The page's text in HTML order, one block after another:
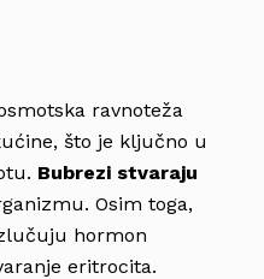
ravnoteža
što je ključno u
Bubrezi stvaraju
Osim toga,
hormon
eritrocita.